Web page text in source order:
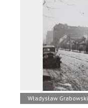
Władysław Grabowski